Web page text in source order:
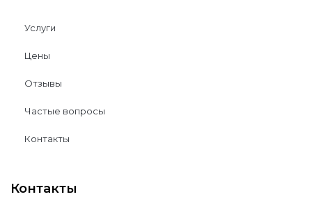
Услуги
Цены
Отзывы
Частые вопросы
Контакты
Контакты